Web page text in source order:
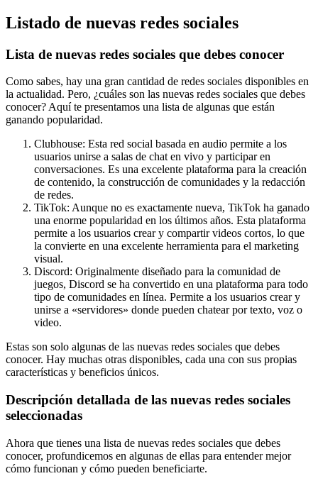
Listado de nuevas redes sociales
Lista de nuevas redes sociales que debes conocer
Como sabes, hay una gran cantidad de redes sociales disponibles en
la actualidad. Pero, ¿cuáles son las nuevas redes sociales que debes
conocer? Aquí te presentamos una lista de algunas que están
ganando popularidad.
Clubhouse: Esta red social basada en audio permite a los
usuarios unirse a salas de chat en vivo y participar en
conversaciones. Es una excelente plataforma para la creación
de contenido, la construcción de comunidades y la redacción
de redes.
TikTok: Aunque no es exactamente nueva, TikTok ha ganado
una enorme popularidad en los últimos años. Esta plataforma
permite a los usuarios crear y compartir videos cortos, lo que
la convierte en una excelente herramienta para el marketing
visual.
Discord: Originalmente diseñado para la comunidad de
juegos, Discord se ha convertido en una plataforma para todo
tipo de comunidades en línea. Permite a los usuarios crear y
unirse a «servidores» donde pueden chatear por texto, voz o
video.
Estas son solo algunas de las nuevas redes sociales que debes
conocer. Hay muchas otras disponibles, cada una con sus propias
características y beneficios únicos.
Descripción detallada de las nuevas redes sociales
seleccionadas
Ahora que tienes una lista de nuevas redes sociales que debes
conocer, profundicemos en algunas de ellas para entender mejor
cómo funcionan y cómo pueden beneficiarte.